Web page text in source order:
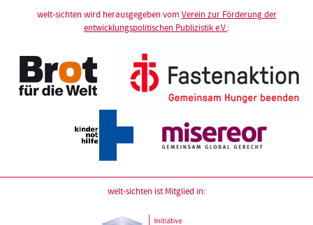
welt-sichten wird herausgegeben vom Verein zur Förderung der
entwicklungspolitischen Publizistik e.V.:
welt-sichten ist Mitglied in: